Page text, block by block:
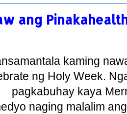
ang
kaming
ng Holy Week.
pagkabuhay kaya
naging malalim